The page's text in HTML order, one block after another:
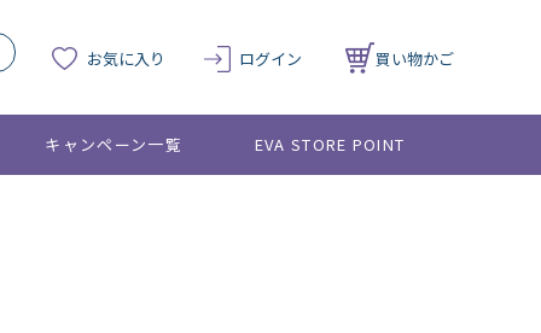
お気に入り ログイン 買い物かご
キャンペーン一覧 EVA STORE POINT